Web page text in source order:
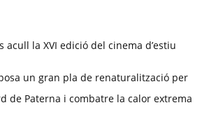
acull la XVI edició del cinema d’estiu
un gran pla de renaturalització per
de Paterna i combatre la calor extrema